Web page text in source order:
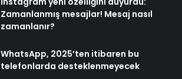
Zamanlanmış mesajlar! Mesaj nasıl
zamanlanır?
WhatsApp, 2025’ten itibaren bu
telefonlarda desteklenmeyecek